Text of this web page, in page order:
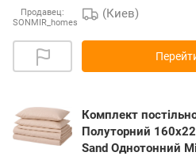
Продавец:
SONMIR_homes
(Киев)
Комплект
Полуторний
Sand Однотонний